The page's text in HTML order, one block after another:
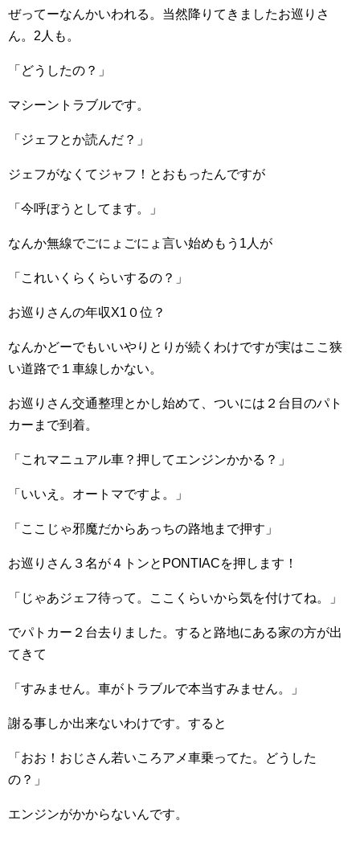
ぜってーなんかいわれる。当然降りてきましたお巡りさ
ん。2人も。
「どうしたの？」
マシーントラブルです。
「ジェフとか読んだ？」
ジェフがなくてジャフ！とおもったんですが
「今呼ぼうとしてます。」
なんか無線でごにょごにょ言い始めもう1人が
「これいくらくらいするの？」
お巡りさんの年収X1０位？
なんかどーでもいいやりとりが続くわけですが実はここ狭
い道路で１車線しかない。
お巡りさん交通整理とかし始めて、ついには２台目のパト
カーまで到着。
「これマニュアル車？押してエンジンかかる？」
「いいえ。オートマですよ。」
「ここじゃ邪魔だからあっちの路地まで押す」
お巡りさん３名が４トンとPONTIACを押します！
「じゃあジェフ待って。ここくらいから気を付けてね。」
でパトカー２台去りました。すると路地にある家の方が出
てきて
「すみません。車がトラブルで本当すみません。」
謝る事しか出来ないわけです。すると
「おお！おじさん若いころアメ車乗ってた。どうした
の？」
エンジンがかからないんです。